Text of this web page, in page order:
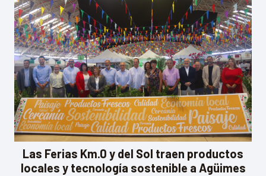
Las Ferias Km.0 y del Sol traen productos
locales y tecnología sostenible a Agüimes